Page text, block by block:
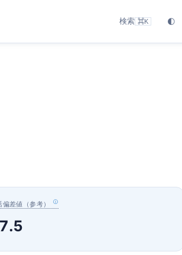
検索 ⌘K 🌓
偏差値（参考）